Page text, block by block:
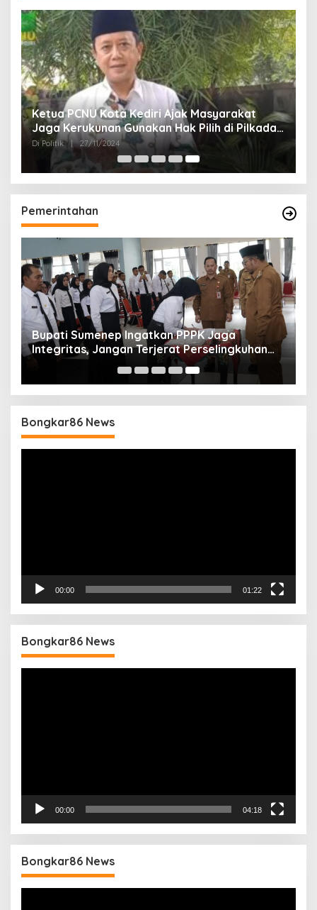
Ketua PCNU Kota Kediri Ajak Masyarakat
Jaga Kerukunan Gunakan Hak Pilih di Pilkada
2024
Di Politik | 27/11/2024
Pemerintahan
Bupati Sumenep Ingatkan PPPK Jaga
Integritas, Jangan Terjerat Perselingkuhan
dan Judi Online
Bongkar86 News
00:00 01:22
Bongkar86 News
00:00 04:18
Bongkar86 News